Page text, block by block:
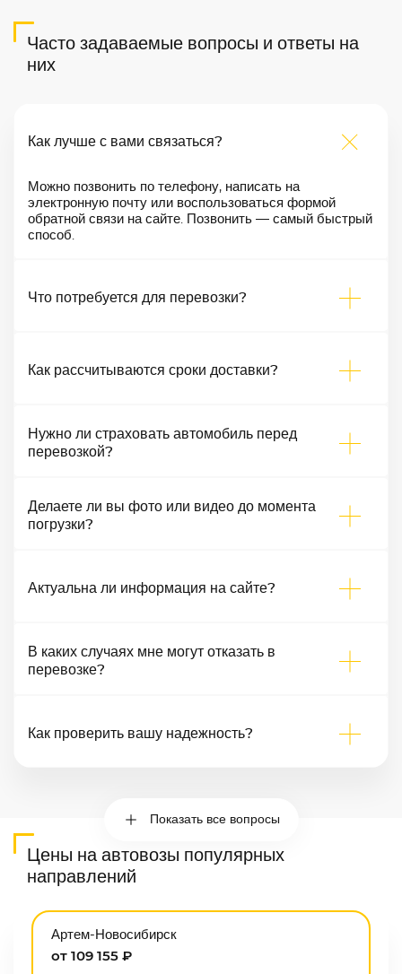
Часто задаваемые вопросы и ответы на
них
Как лучше с вами связаться?
Можно позвонить по телефону, написать на
электронную почту или воспользоваться формой
обратной связи на сайте. Позвонить — самый быстрый
способ.
Что потребуется для перевозки?
Как рассчитываются сроки доставки?
Нужно ли страховать автомобиль перед
перевозкой?
Делаете ли вы фото или видео до момента
погрузки?
Актуальна ли информация на сайте?
В каких случаях мне могут отказать в
перевозке?
Как проверить вашу надежность?
Показать все вопросы
Цены на автовозы популярных
направлений
Артем-Новосибирск
от 109 155 ₽